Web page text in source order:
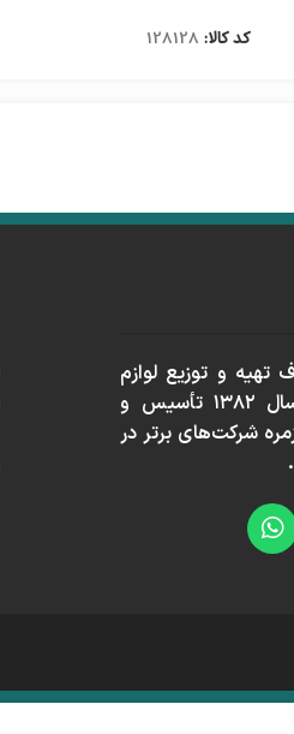
کد کالا: 128128
تهيه و توزيع لوازم
جانبی كامپيوتر و موبايل در سال ١٣٨٢ تأسيس و
شركت‌های برتر در